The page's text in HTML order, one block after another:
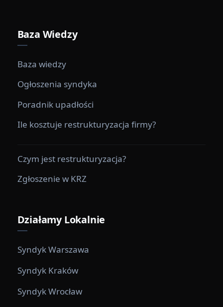
Baza Wiedzy
Baza wiedzy
Ogłoszenia syndyka
Poradnik upadłości
Ile kosztuje restrukturyzacja firmy?
Czym jest restrukturyzacja?
Zgłoszenie w KRZ
Działamy Lokalnie
Syndyk Warszawa
Syndyk Kraków
Syndyk Wrocław